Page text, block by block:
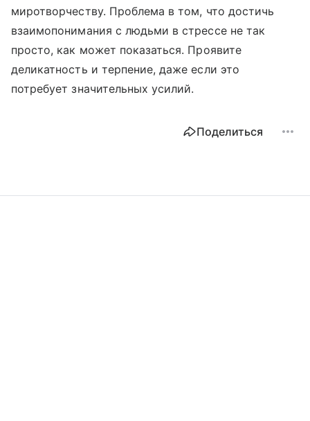
миротворчеству. Проблема в том, что достичь
взаимопонимания с людьми в стрессе не так
просто, как может показаться. Проявите
деликатность и терпение, даже если это
потребует значительных усилий.
Поделиться